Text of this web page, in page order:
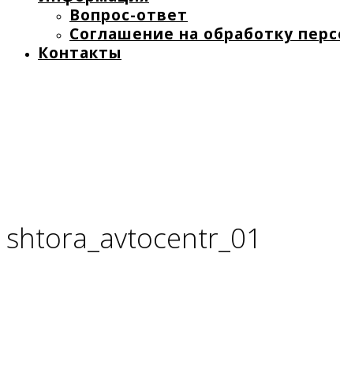
Вопрос-ответ
Соглашение на обработку
Контакты
shtora_avtocentr_01